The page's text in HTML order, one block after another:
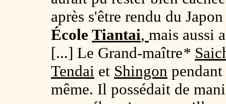
après s'être rendu du
École Tiantai, mais aussi
[...] Le Grand-maître*
Tendai et Shingon
même. Il possédait de